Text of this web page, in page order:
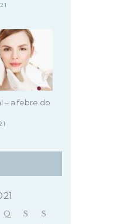
– a febre do
Q S
S